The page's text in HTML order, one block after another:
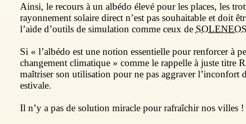
Ainsi, le recours à un albédo élevé pour les places, les
rayonnement solaire direct n’est pas souhaitable et doit
l’aide d’outils de simulation comme ceux de SOLENEOS
Si « l’albédo est une notion essentielle pour renforcer à
changement climatique » comme le rappelle à juste titre
maîtriser son utilisation pour ne pas aggraver l’inconfort
estivale.
Il n’y a pas de solution miracle pour rafraîchir nos villes !